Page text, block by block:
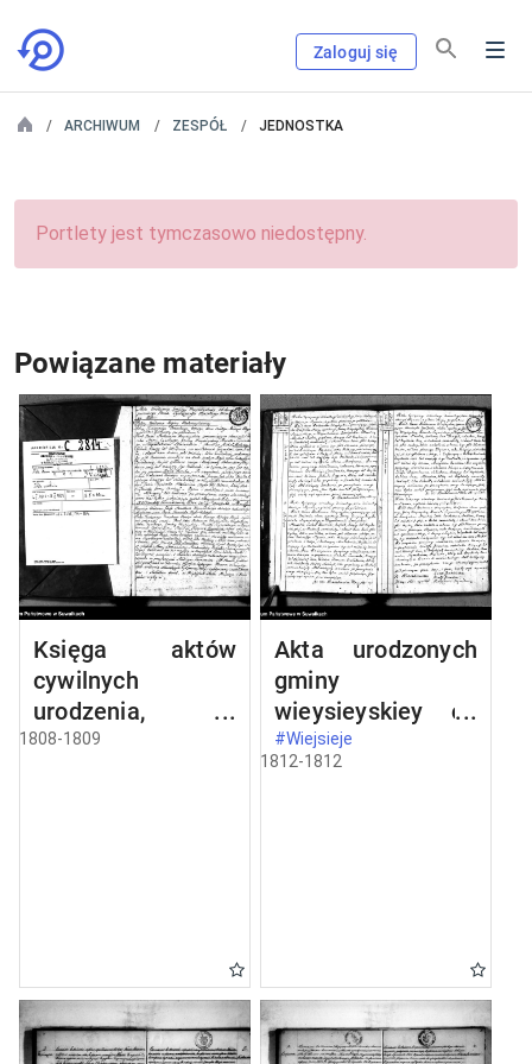
Zaloguj się
ARCHIWUM ZESPÓŁ JEDNOSTKA
Portlety jest tymczasowo niedostępny.
Powiązane materiały
Księga aktów
cywilnych
urodzenia,
stosowanie do
tychże aktów niżej
podpisanego
zaczęta i
kontynuowana
1808-1809
Akta urodzonych
gminy
wieysieyskiey od
1-go stycznia
1812 roku
#Wiejsieje
1812-1812